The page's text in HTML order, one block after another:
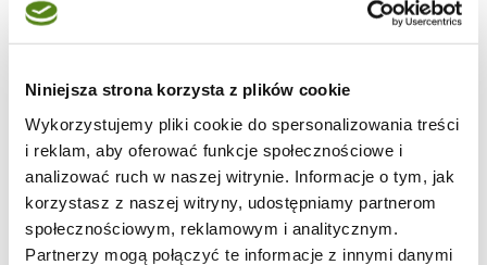
Niniejsza strona korzysta z plików cookie
Wykorzystujemy pliki cookie do spersonalizowania treści
i reklam, aby oferować funkcje społecznościowe i
analizować ruch w naszej witrynie. Informacje o tym, jak
korzystasz z naszej witryny, udostępniamy partnerom
społecznościowym, reklamowym i analitycznym.
Partnerzy mogą połączyć te informacje z innymi danymi
20 średnich krewetek mrożonych
przelanych wrzątkiem
skórka starta z jednej limonki
sok z pół limonki
1 ostra papryczka
2-3 łyżki oliwy
1 łyżka miodu
1 łyżka octu balsamicznego